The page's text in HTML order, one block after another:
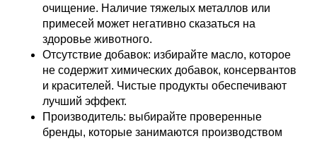
очищение. Наличие тяжелых металлов или
примесей может негативно сказаться на
здоровье животного.
Отсутствие добавок: избирайте масло, которое
не содержит химических добавок, консервантов
и красителей. Чистые продукты обеспечивают
лучший эффект.
Производитель: выбирайте проверенные
бренды, которые занимаются производством